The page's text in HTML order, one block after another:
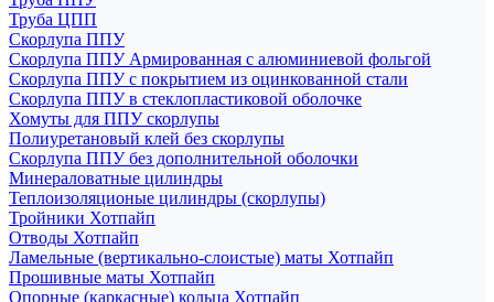
Труба ЦПП
Скорлупа ППУ
Скорлупа ППУ Армированная с алюминиевой фольгой
Скорлупа ППУ с покрытием из оцинкованной стали
Скорлупа ППУ в стеклопластиковой оболочке
Хомуты для ППУ скорлупы
Полиуретановый клей без скорлупы
Скорлупа ППУ без дополнительной оболочки
Минераловатные цилиндры
Теплоизоляционые цилиндры (скорлупы)
Тройники Хотпайп
Отводы Хотпайп
Ламельные (вертикально-слоистые) маты Хотпайп
Прошивные маты Хотпайп
Опорные (каркасные) кольца Хотпайп